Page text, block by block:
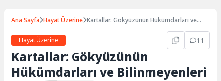
Ana Sayfa Hayat Üzerine Kartallar: Gökyüzünün Hükümdarları ve
Hayat Üzerine
11
Kartallar: Gökyüzünün
Hükümdarları ve Bilinmeyenleri